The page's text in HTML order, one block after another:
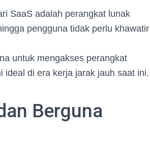
SaaS adalah perangkat lunak
pengguna tidak perlu khawatir
untuk mengakses perangkat
ideal di era kerja jarak jauh saat ini.
Berguna